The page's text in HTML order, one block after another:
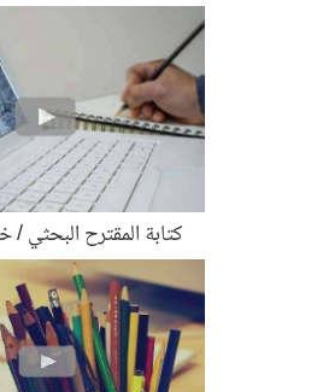
كتابة المقترح البحثي /